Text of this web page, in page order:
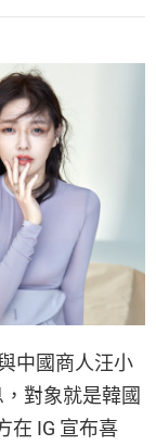
中國商人汪小
對象就是韓國
在 IG 宣布喜